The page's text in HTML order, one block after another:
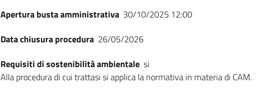
Apertura busta amministrativa 30/10/2025 12:00
Data chiusura procedura 26/05/2026
Requisiti di sostenibilità ambientale si
Alla procedura di cui trattasi si applica la normativa in materia di CAM.